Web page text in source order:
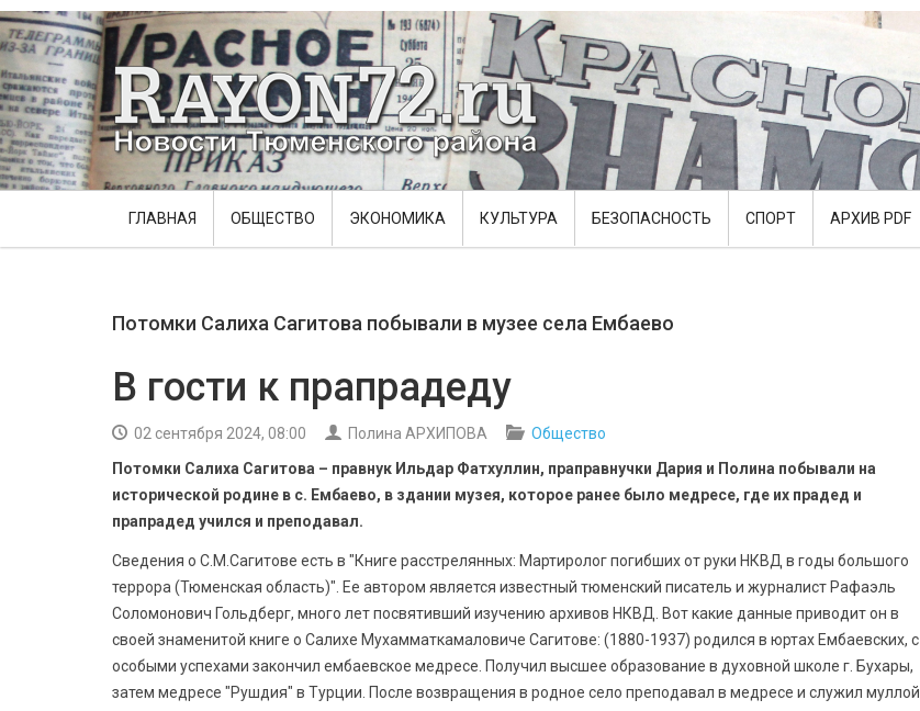
ГЛАВНАЯ ОБЩЕСТВО ЭКОНОМИКА КУЛЬТУРА БЕЗОПАСНОСТЬ СПОРТ АРХИВ PDF
Потомки Салиха Сагитова побывали в музее села Ембаево
В гости к прапрадеду
02 сентября 2024, 08:00 Полина АРХИПОВА
Общество
Потомки Салиха Сагитова – правнук Ильдар Фатхуллин, праправнучки Дария и Полина побывали на
исторической родине в с. Ембаево, в здании музея, которое ранее было медресе, где их прадед и
прапрадед учился и преподавал.
Сведения о С.М.Сагитове есть в "Книге расстрелянных: Мартиролог погибших от руки НКВД в годы большого
террора (Тюменская область)". Ее автором является известный тюменский писатель и журналист Рафаэль
Соломонович Гольдберг, много лет посвятивший изучению архивов НКВД. Вот какие данные приводит он в
своей знаменитой книге о Салихе Мухамматкамаловиче Сагитове: (1880-1937) родился в юртах Ембаевских, с
особыми успехами закончил ембаевское медресе. Получил высшее образование в духовной школе г. Бухары,
затем медресе "Рушдия" в Турции. После возвращения в родное село преподавал в медресе и служил муллой.